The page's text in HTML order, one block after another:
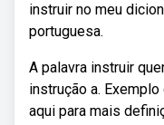
instruir no meu
portuguesa.
A palavra instruir
instrução a.
aqui para mais